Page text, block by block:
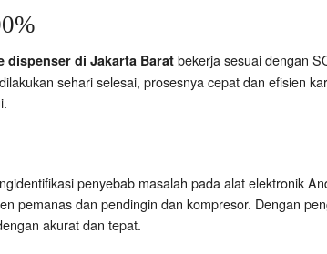
dispenser di Jakarta Barat bekerja sesuai dengan
sehari selesai, prosesnya cepat dan efisien
penyebab masalah pada alat elektronik
pemanas dan pendingin dan kompresor. Dengan
akurat dan tepat.